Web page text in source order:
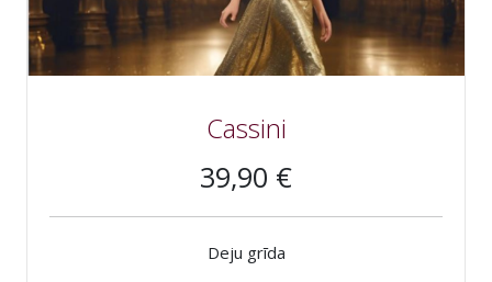
Cassini
39,90 €
Deju grīda